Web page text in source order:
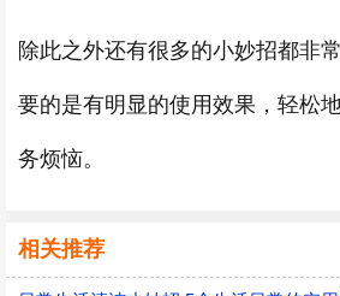
除此之外还有很多的小妙招都非
要的是有明显的使用效果，轻松
务烦恼。
相关推荐